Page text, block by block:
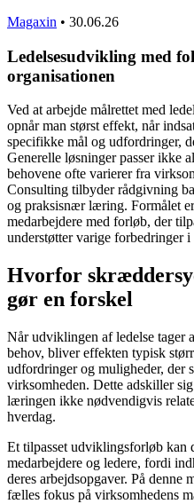
Magaxin • 30.06.26
Ledelsesudvikling med
organisationen
Ved at arbejde målrettet med
opnår man størst effekt, når
specifikke mål og udfordringer,
Generelle løsninger passer ikke
behovene ofte varierer fra
Consulting tilbyder rådgivning
og praksisnær læring. Formålet
medarbejdere med forløb, der
understøtter varige forbedringer
Hvorfor
gør en forskel
Når udviklingen af ledelse tager
behov, bliver effekten typisk
udfordringer og muligheder, der
virksomheden. Dette adskiller
læringen ikke nødvendigvis
hverdag.
Et tilpasset udviklingsforløb kan
medarbejdere og ledere, fordi
deres arbejdsopgaver. På denne
fælles fokus på virksomhedens